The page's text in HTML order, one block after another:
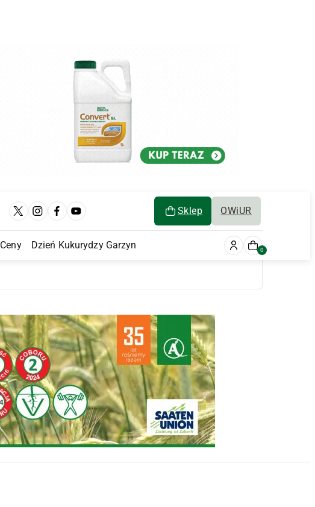
Sklep OWiUR
Ceny Dzień Kukurydzy Garzyn 0